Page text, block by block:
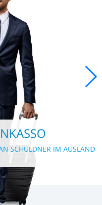
SCHULDNER IM AUSLAND